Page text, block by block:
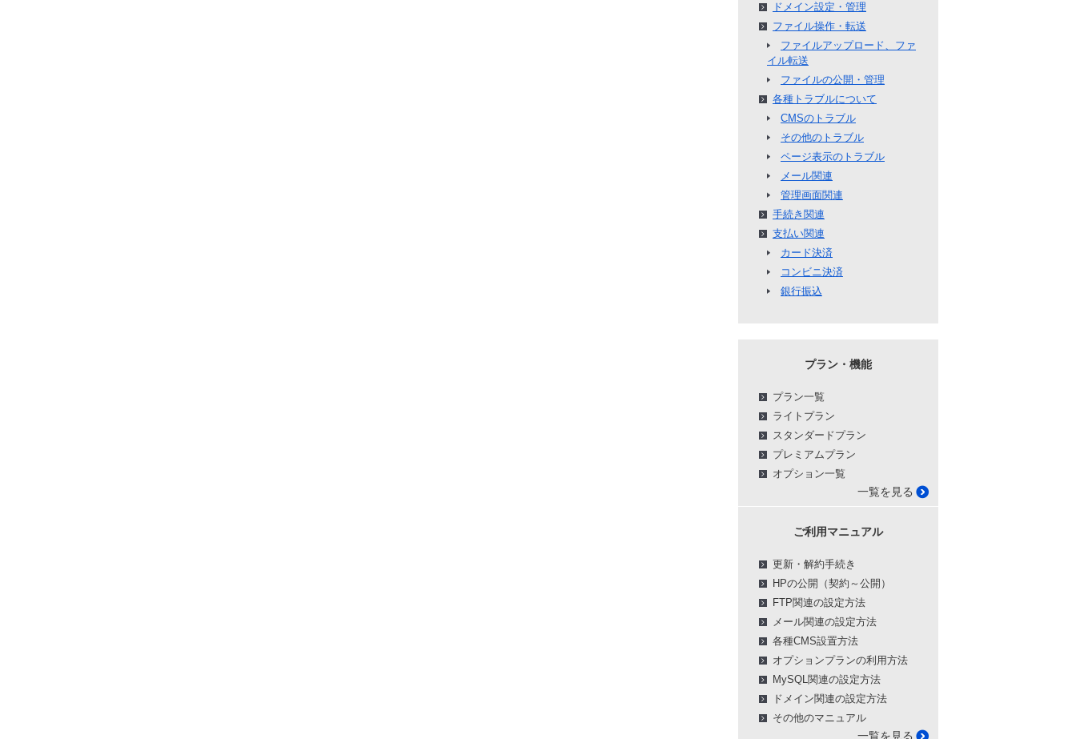
ドメイン設定・管理
ファイル操作・転送
ファイルアップロード、ファ
イル転送
ファイルの公開・管理
各種トラブルについて
CMSのトラブル
その他のトラブル
ページ表示のトラブル
メール関連
管理画面関連
手続き関連
支払い関連
カード決済
コンビニ決済
銀行振込
プラン・機能
プラン一覧
ライトプラン
スタンダードプラン
プレミアムプラン
オプション一覧
一覧を見る
ご利用マニュアル
更新・解約手続き
HPの公開（契約～公開）
FTP関連の設定方法
メール関連の設定方法
各種CMS設置方法
オプションプランの利用方法
MySQL関連の設定方法
ドメイン関連の設定方法
その他のマニュアル
一覧を見る